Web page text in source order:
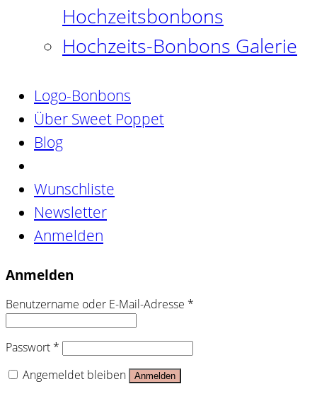
Hochzeitsbonbons
Hochzeits-Bonbons Galerie
Logo-Bonbons
Über Sweet Poppet
Blog
Wunschliste
Newsletter
Anmelden
Anmelden
Benutzername oder E-Mail-Adresse *
Passwort *
Angemeldet bleiben
Anmelden